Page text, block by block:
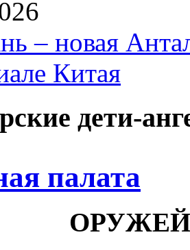
– новая
Китая
дети-
палата